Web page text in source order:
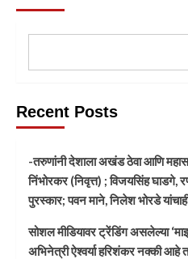
Recent Posts
-तरुणांनी देशाला अखंड ठेवा आणि
निंभोरकर (निवृत्त) ; विजयसिंह घाडगे,
पुरस्कार; पवन माने, निलेश भोरडे
सोशल मीडियावर ट्रेंडिंग असलेल्या
अभिनेत्री ऐश्वर्या हरिशंकर नक्की आहे